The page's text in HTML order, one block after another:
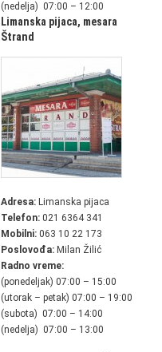
(nedelja) 07:00 – 12:00
Limanska pijaca, mesara
Štrand
Adresa: Limanska pijaca
Telefon: 021 6364 341
Mobilni: 063 10 22 173
Poslovođa: Milan Žilić
Radno vreme:
(ponedeljak) 07:00 – 15:00
(utorak – petak) 07:00 – 19:00
(subota) 07:00 – 14:00
(nedelja) 07:00 – 13:00